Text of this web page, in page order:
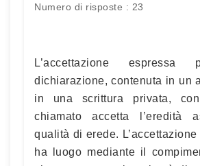
Numero di risposte : 23
L’accettazione espressa
dichiarazione, contenuta in un
in una scrittura privata,
chiamato accetta l’eredità
qualità di erede.
ha luogo mediante il